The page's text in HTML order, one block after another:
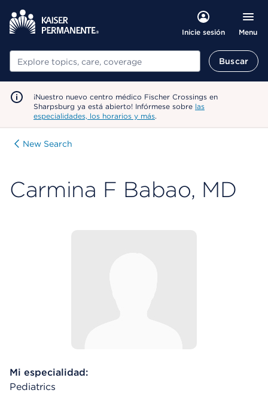
Inicie sesión Menu
Buscar Buscar
¡Nuestro nuevo centro médico Fischer Crossings en
Sharpsburg ya está abierto! Infórmese sobre las
especialidades, los horarios y más.
New Search
Carmina F Babao, MD
Mi especialidad:
Pediatrics